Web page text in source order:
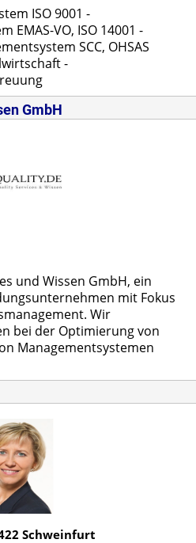
ISO 9001 -
EMAS-VO, ISO 14001 -
SCC, OHSAS
-
GmbH
und Wissen GmbH, ein
mit Fokus
Wir
bei der Optimierung von
Managementsystemen
Schweinfurt